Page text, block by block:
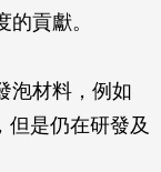
貢獻。
泡材料，例如
但是仍在研發及